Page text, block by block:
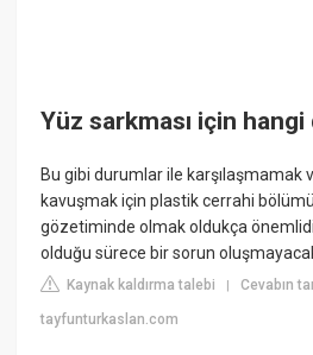
Yüz sarkması için
Bu gibi durumlar ile karşılaşmamak
kavuşmak için plastik cerrahi
gözetiminde olmak oldukça
olduğu sürece bir sorun
Kaynak kaldırma talebi |Cevabın
tayfunturkaslan.com